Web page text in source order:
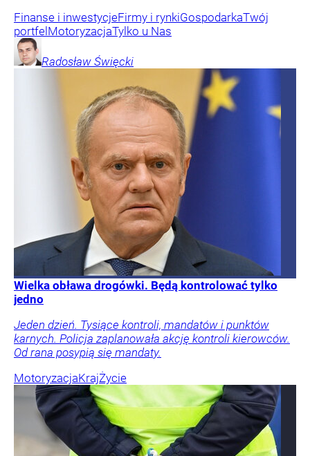
Finanse i inwestycjeFirmy i rynkiGospodarkaTwój
portfel MotoryzacjaTylko u Nas
Radosław Święcki
Wielka obława drogówki. Będą kontrolować tylko
jedno
Jeden dzień. Tysiące kontroli, mandatów i punktów
karnych. Policja zaplanowała akcję kontroli kierowców.
Od rana posypią się mandaty.
MotoryzacjaKrajŻycie